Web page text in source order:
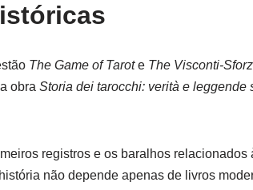
The Game of Tarote The Visconti-
obra Storia dei tarocchi: verità e leggende
registros e os baralhos relacionados
não depende apenas de livros